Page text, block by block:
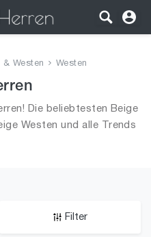
& Westen Westen
Die beliebtesten Beige
Westen und alle Trends
Filter